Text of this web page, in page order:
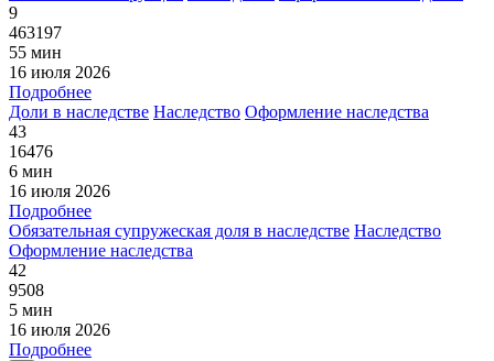
9
463197
55 мин
16 июля 2026
Подробнее
Доли в наследстве Наследство Оформление наследства
43
16476
6 мин
16 июля 2026
Подробнее
Обязательная супружеская доля в наследстве Наследство
Оформление наследства
42
9508
5 мин
16 июля 2026
Подробнее